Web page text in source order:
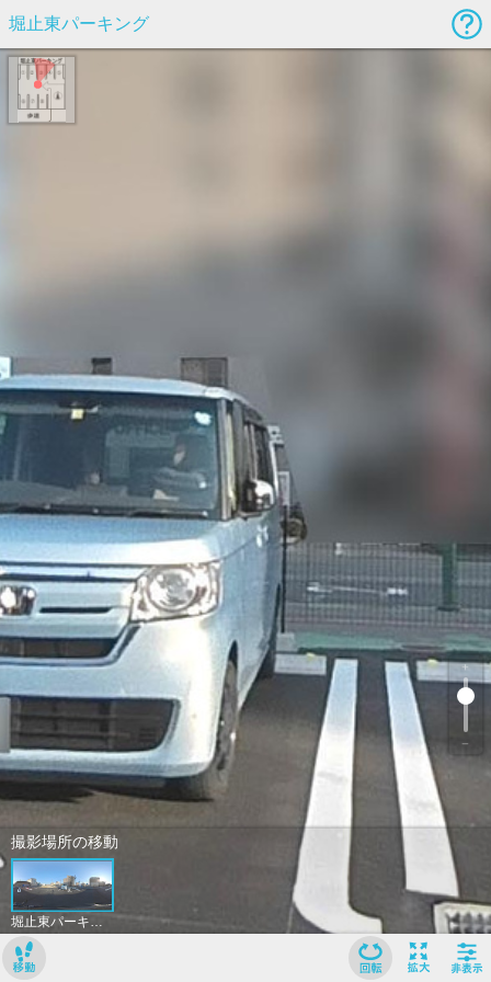
撮影場所の移動
堀止東パーキング
堀止東パーキング
﹢
﹣